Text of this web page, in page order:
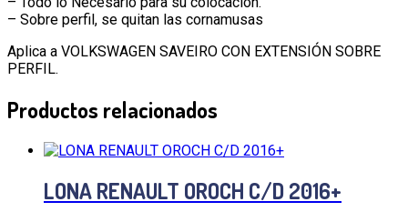
– Sobre perfil, se quitan las cornamusas
Aplica a VOLKSWAGEN SAVEIRO CON EXTENSIÓN SOBRE
PERFIL.
Productos relacionados
LONA RENAULT OROCH C/D 2016+